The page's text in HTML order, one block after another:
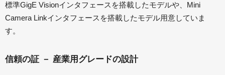
標準GigE Visionインタフェースを搭載したモデルや、Mini
Camera Linkインタフェースを搭載したモデル用意していま
す。
信頼の証 － 産業用グレードの設計